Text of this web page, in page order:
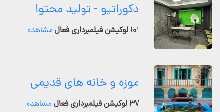
دکوراتیو - تولید محتوا
۱۰۱ لوکیشن فیلمبرداری فعال مشاهده
موزه و خانه های قدیمی
۳۷ لوکیشن فیلمبرداری فعال مشاهده